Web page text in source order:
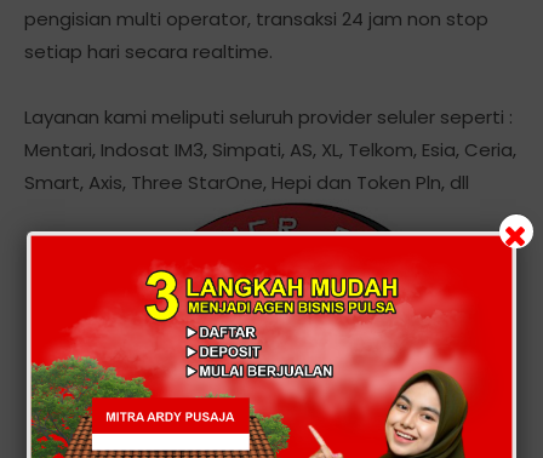
pengisian multi operator, transaksi 24 jam non stop
setiap hari secara realtime.
Layanan kami meliputi seluruh provider seluler seperti :
Mentari, Indosat IM3, Simpati, AS, XL, Telkom, Esia, Ceria,
Smart, Axis, Three StarOne, Hepi dan Token Pln, dll